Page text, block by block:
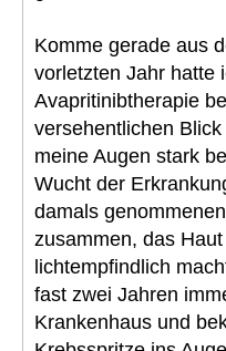
Komme gerade aus
vorletzten Jahr hatte
Avapritinibtherapie
versehentlichen
meine Augen stark
Wucht der
damals
zusammen, das
lichtempfindlich
fast zwei Jahren
Krankenhaus und